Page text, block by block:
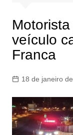
veículo
Franca
18 de janeiro